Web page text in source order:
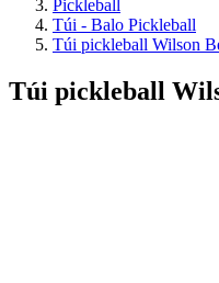
Pickleball
Túi - Balo Pickleball
Túi pickleball Wilson
Túi pickleball